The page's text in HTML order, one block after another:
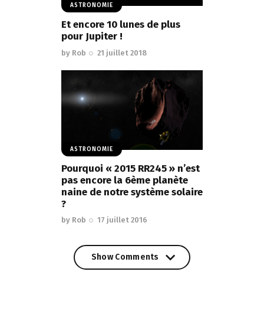
ASTRONOMIE
Et encore 10 lunes de plus
pour Jupiter !
by Rob 21 juillet 2018
ASTRONOMIE
Pourquoi « 2015 RR245 » n’est
pas encore la 6ème planète
naine de notre système solaire
?
by Rob 17 juillet 2016
Show Comments